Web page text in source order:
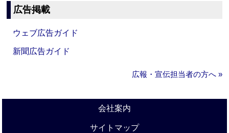
広告掲載
ウェブ広告ガイド
新聞広告ガイド
広報・宣伝担当者の方へ »
会社案内
サイトマップ